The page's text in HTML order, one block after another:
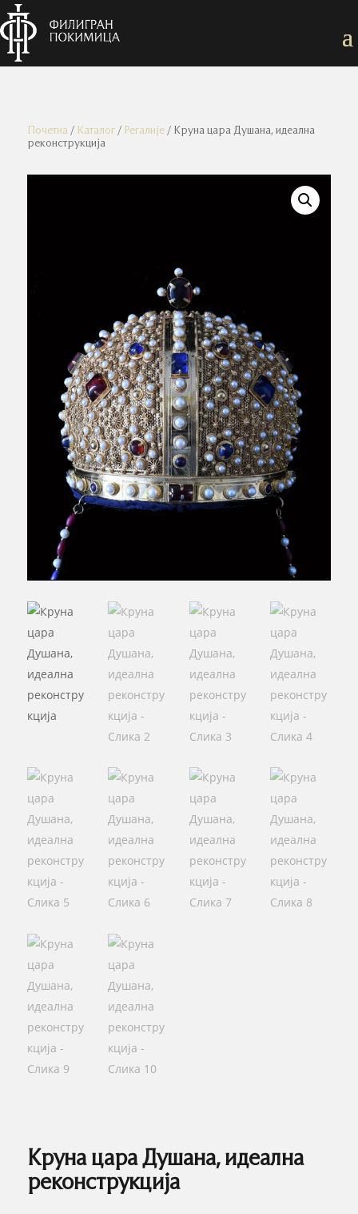
Почетна/ Каталог/ Регалије/ Круна цара Душана, идеална
реконструкција
Круна цара Душана, идеална
реконструкција